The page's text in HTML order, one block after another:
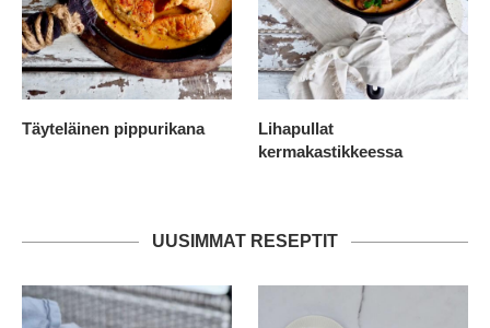
Täyteläinen pippurikana
Lihapullat
kermakastikkeessa
UUSIMMAT RESEPTIT